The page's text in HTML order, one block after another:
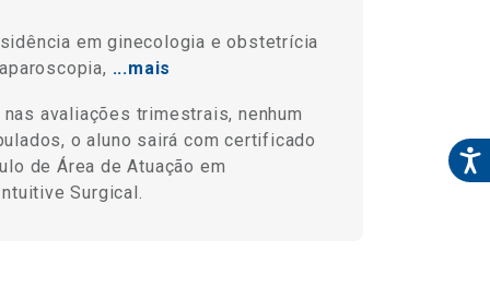
em ginecologia e obstetrícia
...mais
avaliações trimestrais, nenhum
o aluno sairá com certificado
de Área de Atuação em
Surgical.